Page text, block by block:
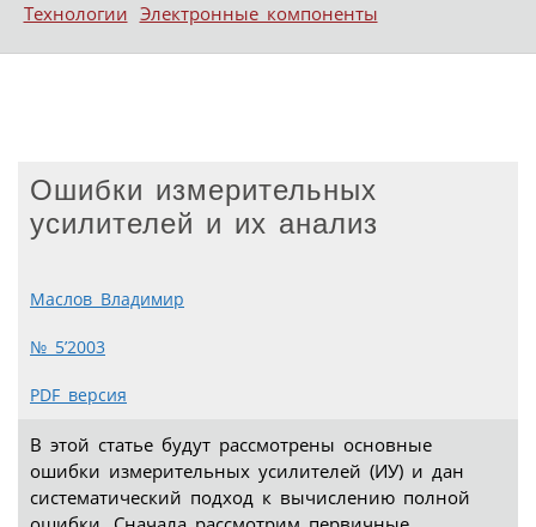
Технологии Электронные компоненты
Ошибки измерительных
усилителей и их анализ
Маслов Владимир
№ 5’2003
PDF версия
В этой статье будут рассмотрены основные
ошибки измерительных усилителей (ИУ) и дан
систематический подход к вычислению полной